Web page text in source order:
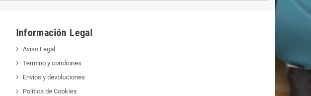
Información Legal
Aviso Legal
Termino y condiones
Envíos y devoluciones
Política de Cookies